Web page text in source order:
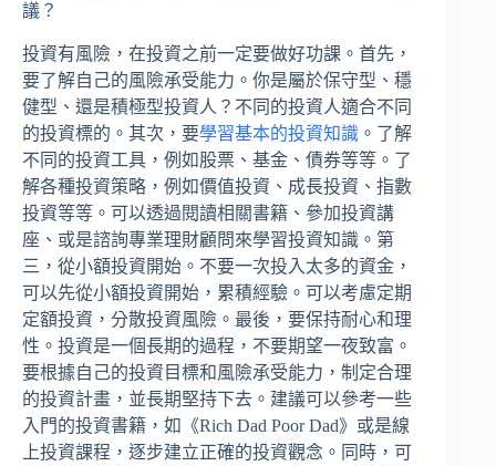
議？
投資有風險，在投資之前一定要做好功課。首先，
要了解自己的風險承受能力。你是屬於保守型、穩
健型、還是積極型投資人？不同的投資人適合不同
的投資標的。其次，要學習基本的投資知識 。了解
不同的投資工具，例如股票、基金、債券等等。了
解各種投資策略，例如價值投資、成長投資、指數
投資等等。可以透過閱讀相關書籍、參加投資講
座、或是諮詢專業理財顧問來學習投資知識。第
三，從小額投資開始。不要一次投入太多的資金，
可以先從小額投資開始，累積經驗。可以考慮定期
定額投資，分散投資風險。最後，要保持耐心和理
性。投資是一個長期的過程，不要期望一夜致富。
要根據自己的投資目標和風險承受能力，制定合理
的投資計畫，並長期堅持下去。建議可以參考一些
入門的投資書籍，如《Rich Dad Poor Dad》或是線
上投資課程，逐步建立正確的投資觀念。同時，可